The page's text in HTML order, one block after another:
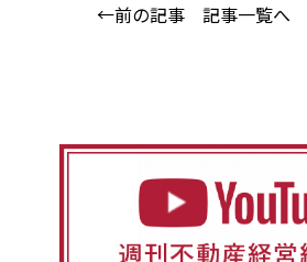
←前の記事 記事一覧へ